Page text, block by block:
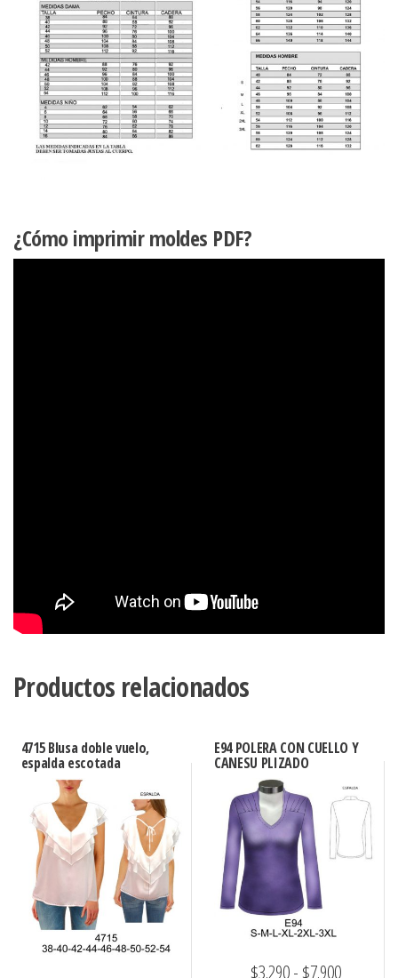
¿Cómo imprimir moldes PDF?
Productos relacionados
4715 Blusa doble vuelo,
espalda escotada
E94 POLERA CON CUELLO Y
CANESU PLIZADO
$3.290- $7.900Rango